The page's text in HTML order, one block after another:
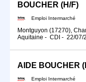
BOUCHER (H/F)
Emploi Intermarché
Montguyon (17270),
Aquitaine - CDI - 22/07/
AIDE BOUCHER
Emploi Intermarché